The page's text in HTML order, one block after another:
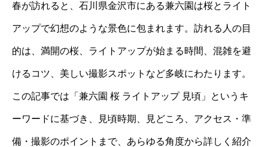
春が訪れると、石川県金沢市にある兼六園は桜とライト
アップで幻想のような景色に包まれます。訪れる人の目
的は、満開の桜、ライトアップが始まる時間、混雑を避
けるコツ、美しい撮影スポットなど多岐にわたります。
この記事では「兼六園 桜 ライトアップ 見頃」というキ
ーワードに基づき、見頃時期、見どころ、アクセス・準
備・撮影のポイントまで、あらゆる角度から詳しく紹介